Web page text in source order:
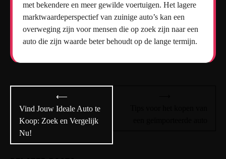
met bekendere en meer gewilde voertuigen. Het lagere
marktwaardeperspectief van zuinige auto’s kan een
overweging zijn voor mensen die op zoek zijn naar een
auto die zijn waarde beter behoudt op de lange termijn.
navigatie
⟵
Vind Jouw Ideale Auto te
Koop: Zoek en Vergelijk
Nu!